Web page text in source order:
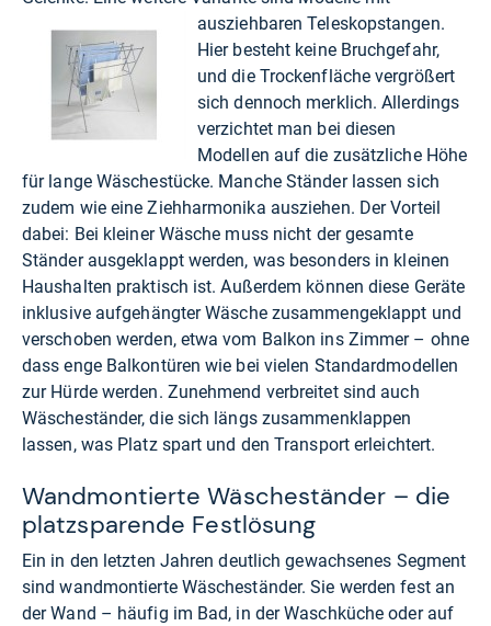
ausziehbaren Teleskopstangen.
Hier besteht keine Bruchgefahr,
und die Trockenfläche vergrößert
sich dennoch merklich. Allerdings
verzichtet man bei diesen
Modellen auf die zusätzliche Höhe
für lange Wäschestücke. Manche Ständer lassen sich
zudem wie eine Ziehharmonika ausziehen. Der Vorteil
dabei: Bei kleiner Wäsche muss nicht der gesamte
Ständer ausgeklappt werden, was besonders in kleinen
Haushalten praktisch ist. Außerdem können diese Geräte
inklusive aufgehängter Wäsche zusammengeklappt und
verschoben werden, etwa vom Balkon ins Zimmer – ohne
dass enge Balkontüren wie bei vielen Standardmodellen
zur Hürde werden. Zunehmend verbreitet sind auch
Wäscheständer, die sich längs zusammenklappen
lassen, was Platz spart und den Transport erleichtert.
Wandmontierte Wäscheständer – die
platzsparende Festlösung
Ein in den letzten Jahren deutlich gewachsenes Segment
sind wandmontierte Wäscheständer. Sie werden fest an
der Wand – häufig im Bad, in der Waschküche oder auf